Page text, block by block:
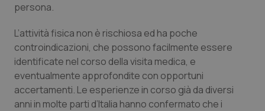
persona.
L’attività fisica non è rischiosa ed ha poche
controindicazioni, che possono facilmente essere
identificate nel corso della visita medica, e
eventualmente approfondite con opportuni
accertamenti. Le esperienze in corso già da diversi
anni in molte parti d’Italia hanno confermato che i
Necessari Marketing
I cookie necessari contribuiscono a rendere fruibile il
sito web abilitandone funzionalità di base quali la
navigazione sulle pagine e l'accesso alle aree
protette del sito. Il sito web non è in grado di
funzionare correttamente senza questi cookie.